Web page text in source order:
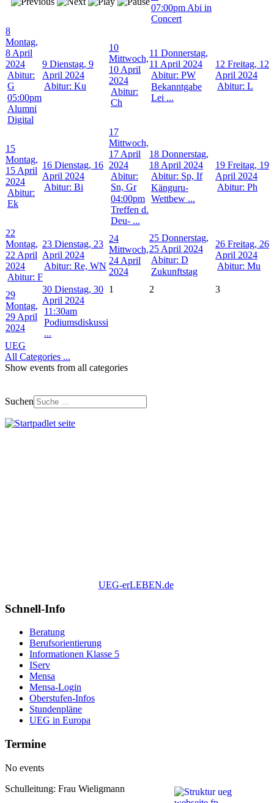
07:00pm Abi in
Concert
8
Montag,
8 April
2024
Abitur:
G
05:00pm
Alumni
Digital
9 Dienstag, 9
April 2024
Abitur: Ku
10
Mittwoch,
10 April
2024
Abitur:
Ch
11 Donnerstag,
11 April 2024
Abitur: PW
Bekanntgabe
Lei ...
12 Freitag, 12
April 2024
Abitur: L
15
Montag,
15 April
2024
Abitur:
Ek
16 Dienstag, 16
April 2024
Abitur: Bi
17
Mittwoch,
17 April
2024
Abitur:
Sn, Gr
04:00pm
Treffen d.
Deu- ...
18 Donnerstag,
18 April 2024
Abitur: Sp, If
Känguru-
Wettbew ...
19 Freitag, 19
April 2024
Abitur: Ph
22
Montag,
22 April
2024
Abitur: F
23 Dienstag, 23
April 2024
Abitur: Re, WN
24
Mittwoch,
24 April
2024
25 Donnerstag,
25 April 2024
Abitur: D
Zukunftstag
26 Freitag, 26
April 2024
Abitur: Mu
29
Montag,
29 April
2024
30 Dienstag, 30
April 2024
11:30am
Podiumsdiskussi
...
1 2 3
UEG
All Categories ...
Show events from all categories
Suchen
UEG-erLEBEN.de
Schnell-Info
Beratung
Berufsorientierung
Informationen Klasse 5
IServ
Mensa
Mensa-Login
Oberstufen-Infos
Stundenpläne
UEG in Europa
Termine
No events
Schulleitung: Frau Wieligmann